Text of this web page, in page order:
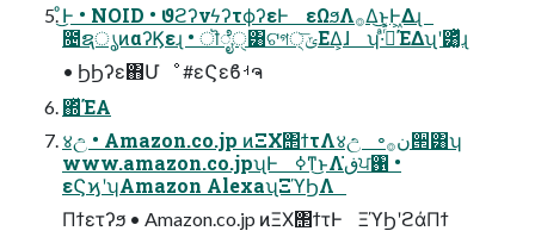
ͦ͜Ͱ • NOID • ϑϩʔνϟʔτϕʔεͰ εΩϧΛ࡞Δ͜ͱ͕Ͱ͖Δɻ
೔ຊൃͷαʔϏεɻ • ॊೈੑ͸ଟগ੍ݶ͞ΕΔ͕ɺ ʮ·ͣ࡞ͬͯΈΔʯʹ͸͏͚ͬͯͭɻ
• ϦϦʔε΋Մೳ #εϚεϐࡳຈ
΍ͬͯΈΑ͏
४උ • Amazon.co.jp ͷΞΧ΢ϯτΛ४උ ৽ن࡞੒͸ʮ
www.amazon.co.jpʯͰ ߦͳ͏͜ͱΛڧ͘ਪ঑ •
εϚϗʹʮAmazon AlexaʯΞϓϦΛ
Πϯετʔϧ • Amazon.co.jp ͷΞΧ΢ϯτͰ ΞϓϦʹϩάΠϯ